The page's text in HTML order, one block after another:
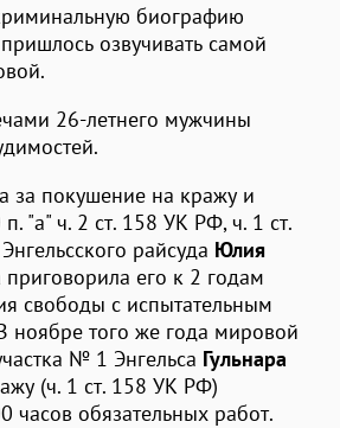
биографию
озвучивать самой
26-летнего мужчины
за покушение на кражу и
"а" ч. 2 ст. 158 УК РФ, ч. 1 ст.
райсуда Юлия
приговорила его к 2 годам
свободы с испытательным
ноябре того же года мировой
№ 1 Энгельса Гульнара
(ч. 1 ст. 158 УК РФ)
часов обязательных работ.